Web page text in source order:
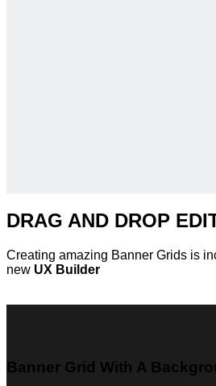
DRAG AND DROP
Creating amazing Banner Grids is
new UX Builder
Banner Grid With A